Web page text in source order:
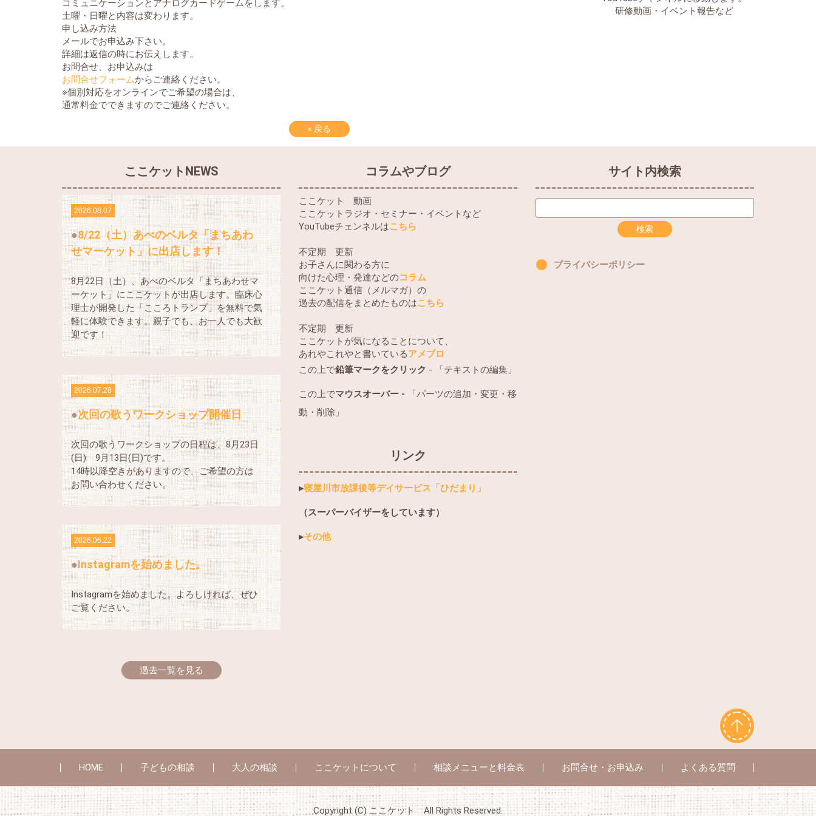
コミュニケーションとアナログカードゲームをします。
土曜・日曜と内容は変わります。
申し込み方法
メールでお申込み下さい。
詳細は返信の時にお伝えします。
お問合せ、お申込みは
お問合せフォームからご連絡ください。
※個別対応をオンラインでご希望の場合は、
通常料金でできますのでご連絡ください。
« 戻る
研修動画・イベント報告など
ここケットNEWS
2026.08.07
8/22（土）あべのベルタ「まちあわ
せマーケット」に出店します！
8月22日（土）、あべのベルタ「まちあわせマ
ーケット」にここケットが出店します。臨床心
理士が開発した「こころトランプ」を無料で気
軽に体験できます。親子でも、お一人でも大歓
迎です！
2026.07.28
次回の歌うワークショップ開催日
次回の歌うワークショップの日程は、8月23日
(日) 9月13日(日)です。
14時以降空きがありますので、ご希望の方は
お問い合わせください。
2026.06.22
Instagramを始めました。
Instagramを始めました。よろしければ、ぜひ
ご覧ください。
過去一覧を見る
コラムやブログ
ここケット 動画
ここケットラジオ・セミナー・イベントなど
YouTubeチェンネルはこちら
不定期 更新
お子さんに関わる方に
向けた心理・発達などのコラム
ここケット通信（メルマガ）の
過去の配信をまとめたものはこちら
不定期 更新
ここケットが気になることについて、
あれやこれやと書いているアメブロ
この上で鉛筆マークをクリック - 「テキストの編集」
この上でマウスオーバー -
「パーツの追加・変更・移
動・削除」
リンク
▸寝屋川市放課後等デイサービス「ひだまり」
（スーパーバイザーをしています）
▸その他
サイト内検索
プライバシーポリシー
HOME 子どもの相談 大人の相談 ここケットについて 相談メニューと料金表 お問合せ・お申込み よくある質問
Copyright (C) ここケット All Rights Reserved.